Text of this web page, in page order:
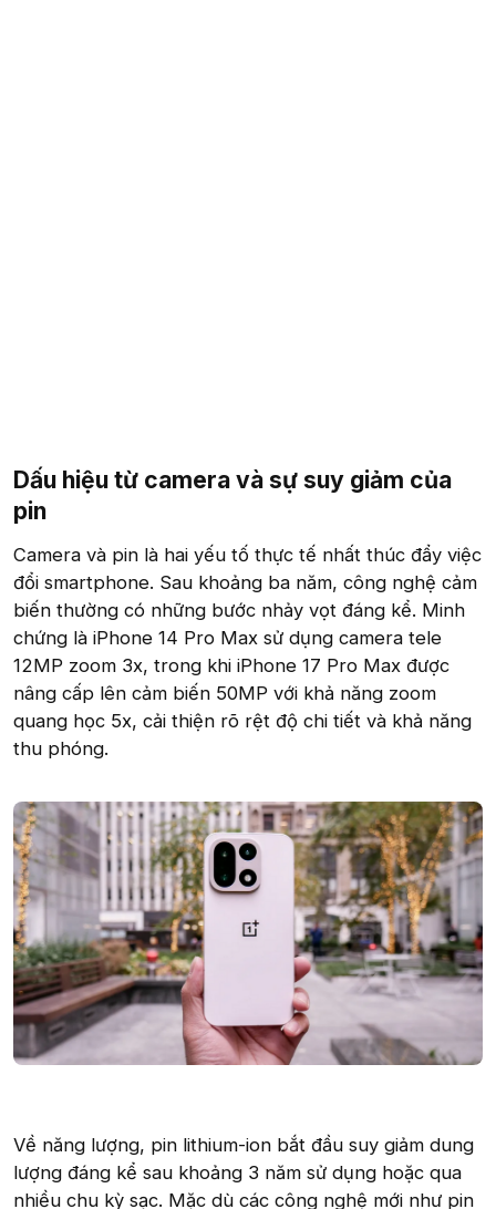
Dấu hiệu từ camera và sự suy giảm của
pin​
Camera và pin là hai yếu tố thực tế nhất thúc đẩy việc
đổi smartphone. Sau khoảng ba năm, công nghệ cảm
biến thường có những bước nhảy vọt đáng kể. Minh
chứng là iPhone 14 Pro Max sử dụng camera tele
12MP zoom 3x, trong khi iPhone 17 Pro Max được
nâng cấp lên cảm biến 50MP với khả năng zoom
quang học 5x, cải thiện rõ rệt độ chi tiết và khả năng
thu phóng.
Về năng lượng, pin lithium-ion bắt đầu suy giảm dung
lượng đáng kể sau khoảng 3 năm sử dụng hoặc qua
nhiều chu kỳ sạc. Mặc dù các công nghệ mới như pin